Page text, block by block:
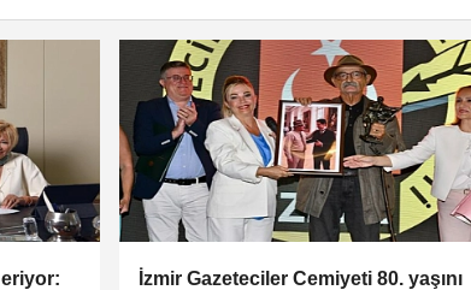
3 kişinin yakalanmasına yönelik çalışmaların
eriyor:
İzmir Gazeteciler Cemiyeti 80. yaşını